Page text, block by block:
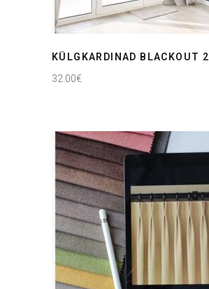
KÜLGKARDINAD BLACKOUT 2
32.00€